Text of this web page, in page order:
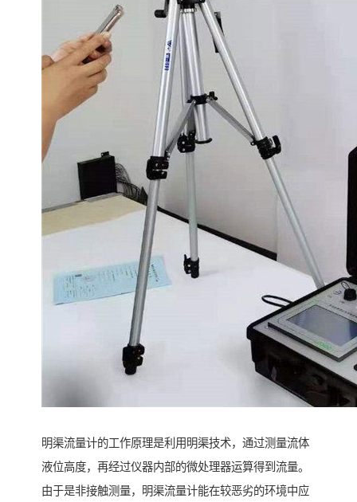
明渠流量计的工作原理是利用明渠技术，通过测量流体
液位高度，再经过仪器内部的微处理器运算得到流量。
由于是非接触测量，明渠流量计能在较恶劣的环境中应